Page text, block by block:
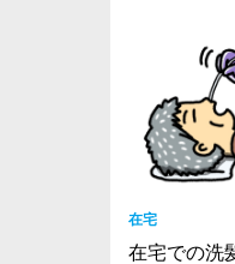
在宅
在宅での洗